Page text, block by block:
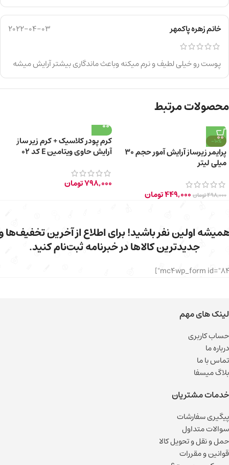
خانم زهره پاکمهر 2022-04-03
پوست رو خیلی لطیف و نرم میکنه وباعث ماندگاری بیشتر آرایش میشه
محصولات مرتبط
-10%
پرایمر زیرساز آرایش آمور حجم ۳۰
میلی لیتر
498,000تومان 449,000تومان
کرم پودر کلاسیک + کرم زیر ساز
آرایش حاوی ویتامین E کد 02
798,000تومان
اولین نفر باشید! برای اطلاع از آخرین تخفیف‌ها
جدیدترین کالاها در خبرنامه ثبت‌نام کنید.
لینک های مهم
حساب کاربری
درباره ما
تماس با ما
بلاگ میسفا
خدمات مشتریان
پیگیری سفارشات
سوالات متداول
حمل و نقل و تحویل کالا
قوانین و مقررات